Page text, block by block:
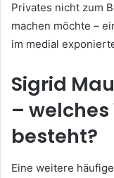
Privates nicht zum
machen möchte –
im medial
Sigrid
–
besteht?
Eine weitere